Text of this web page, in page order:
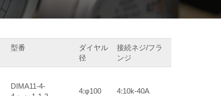
型番
ダイヤル
径
接続ネジ/フラ
ンジ
DIMA11-4-
4:φ100 4:10k-40A